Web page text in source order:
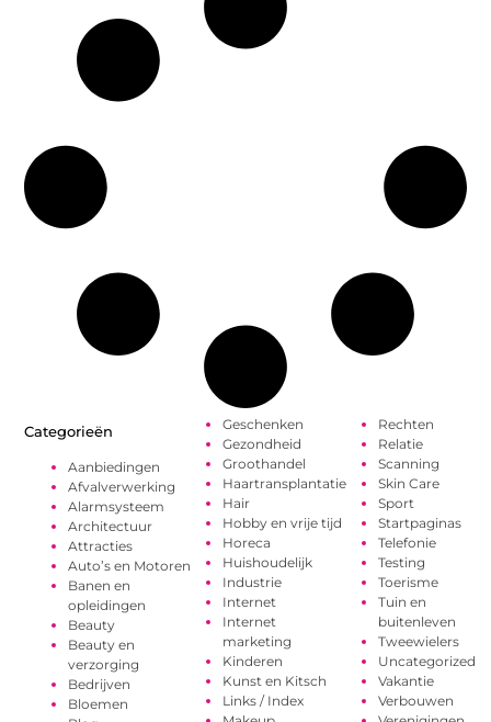
Categorieën
Aanbiedingen
Afvalverwerking
Alarmsysteem
Architectuur
Attracties
Auto’s en Motoren
Banen en
opleidingen
Beauty
Beauty en
verzorging
Bedrijven
Bloemen
Geschenken
Gezondheid
Groothandel
Haartransplantatie
Hair
Hobby en vrije tijd
Horeca
Huishoudelijk
Industrie
Internet
Internet
marketing
Kinderen
Kunst en Kitsch
Links / Index
Rechten
Relatie
Scanning
Skin Care
Sport
Startpaginas
Telefonie
Testing
Toerisme
Tuin en
buitenleven
Tweewielers
Uncategorized
Vakantie
Verbouwen